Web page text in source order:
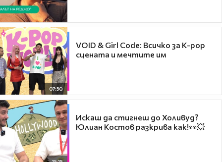
07:50
VOID & Girl Code: Всичко за K-pop
сцената и мечтите им
Искаш да стигнеш до Холивуд?
Юлиан Костов разкрива как!👀💥